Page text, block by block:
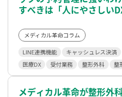
すべきは「人にやさしい
メディカル革命コラム
LINE連携機能 キャッシュレス決済
医療DX
受付業務 整形外科 整
メディカル革命が整形外